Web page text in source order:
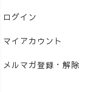
ログイン
マイアカウント
メルマガ登録・解除